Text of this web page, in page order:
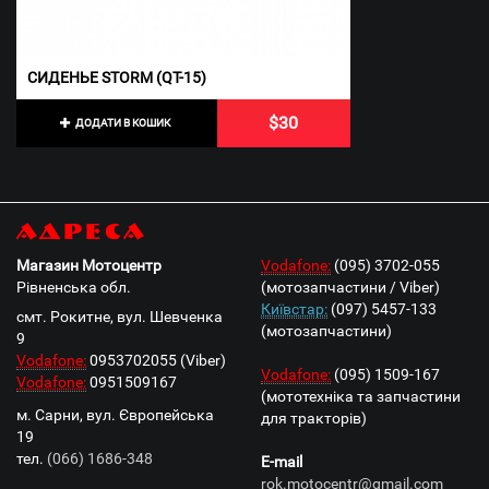
СИДЕНЬЕ STORM (QT-15)
ДОДАТИ В КОШИК $30
Адреса
Магазин Мотоцентр
Рівненська обл.
смт. Рокитне, вул. Шевченка
9
Vodafone:0953702055 (Viber)
Vodafone:0951509167
м. Сарни, вул. Європейська
19
тел. (066) 1686-348
Vodafone: (095) 3702-055
(мотозапчастини / Viber)
Київстар: (097) 5457-133
(мотозапчастини)
Vodafone: (095) 1509-167
(мототехніка та запчастини
для тракторів)
E-mail
rok.motocentr@gmail.com